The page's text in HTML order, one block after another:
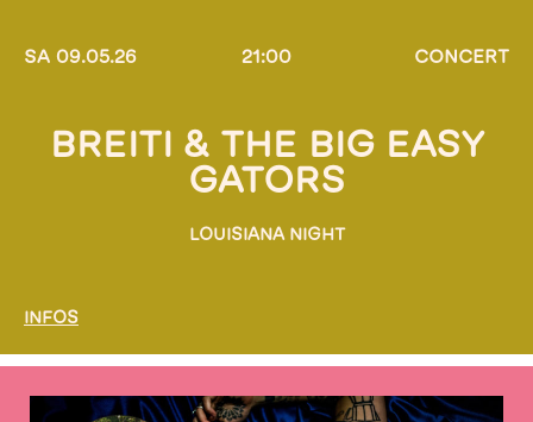
SA 09.05.26 21:00 CONCERT
BREITI & THE BIG EASY
GATORS
LOUISIANA NIGHT
INFOS